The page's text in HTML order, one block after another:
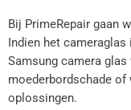
Bij PrimeRepair gaan
Indien het
Samsung camera
moederbordschade of
oplossingen.